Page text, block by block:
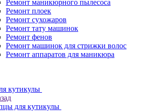
Ремонт маникюрного пылесоса
Ремонт плоек
Ремонт сухожаров
Ремонт тату машинок
Ремонт фенов
Ремонт машинок для стрижки волос
Ремонт аппаратов для маникюра
кутикулы
для кутикулы